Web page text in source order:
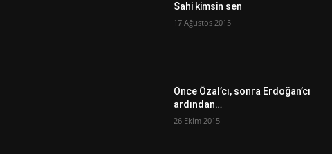
Sahi kimsin sen
17 Ağustos 2015
Önce Özal’cı, sonra Erdoğan’cı
ardından…
26 Ekim 2015